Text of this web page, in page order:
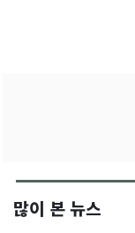
많이 본 뉴스